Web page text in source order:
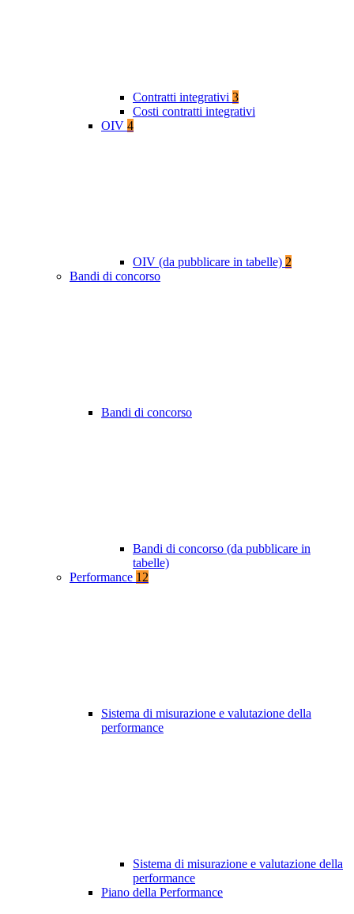
Contratti integrativi 3
Costi contratti integrativi
OIV 4
OIV (da pubblicare in tabelle) 2
Bandi di concorso
Bandi di concorso
Bandi di concorso (da pubblicare in
tabelle)
Performance 12
Sistema di misurazione e valutazione della
performance
Sistema di misurazione e valutazione della
performance
Piano della Performance